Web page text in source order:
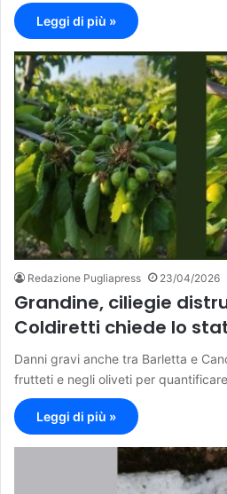
Leggi di più »
Redazione Pugliapress 23/04/2026
Grandine, ciliegie
Coldiretti chiede lo
Danni gravi anche tra Barletta e
frutteti e negli oliveti per
Leggi di più »